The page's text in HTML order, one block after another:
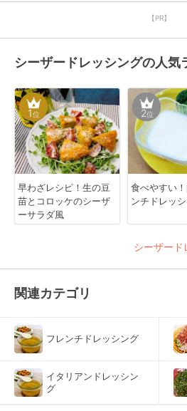
【PR】
シーザードレッシングの人気
1位
早わざレシピ！生の豆
苗とコロッケのシーザ
ーサラダ風
2位
食べやすい
ンチドレッ
シーザード
関連カテゴリ
フレンチドレッシング
イタリアンドレッシン
グ